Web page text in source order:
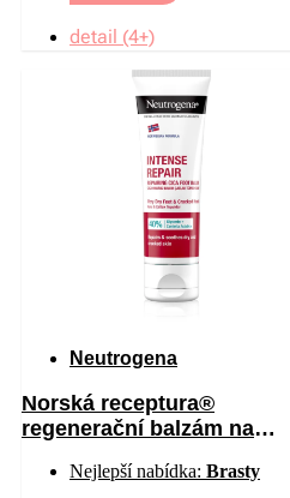
detail (4+)
Neutrogena
Norská receptura®
regenerační balzám na
Nejlepší nabídka: Brasty